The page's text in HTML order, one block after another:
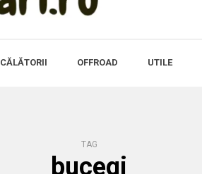
CĂLĂTORII OFFROAD UTILE
TAG
bucegi